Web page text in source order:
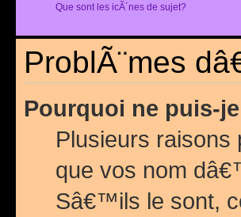
Que sont les icÃ´nes de sujet?
ProblÃ¨mes
Pourquoi ne puis-
Plusieurs raisons
que vos nom
Sâ€™ils le sont,